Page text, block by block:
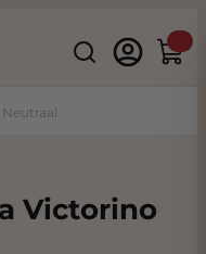
Search
Victorino